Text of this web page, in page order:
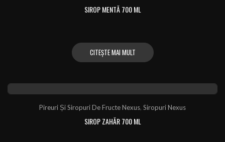
SIROP MENTĂ 700 ML
CITEȘTE MAI MULT
Pireuri Și Siropuri De Fructe Nexus, Siropuri Nexus
SIROP ZAHĂR 700 ML